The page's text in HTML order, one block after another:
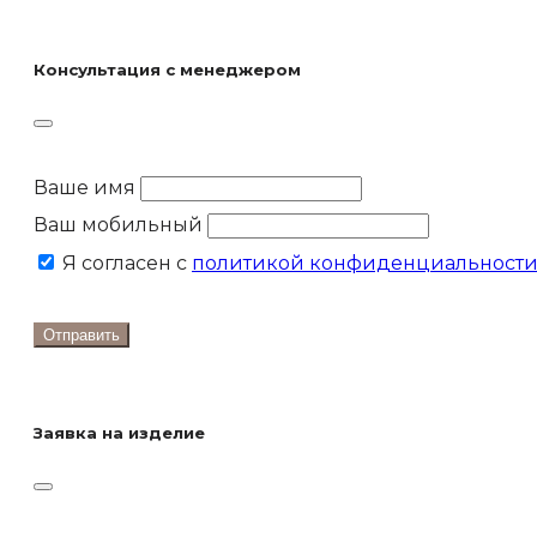
Консультация с менеджером
Ваше имя
Ваш мобильный
Я согласен с политикой конфиденциальности
Отправить
Заявка на изделие